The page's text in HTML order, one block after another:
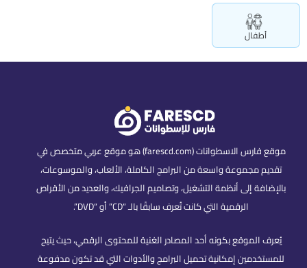
أطفال
موقع فارس الاسطوانات (farescd.com) هو موقع عربي متخصص في
تقديم مجموعة واسعة من البرامج الكاملة، الألعاب، والموسوعات،
بالإضافة إلى أنظمة التشغيل، وتصاميم الجرافيك، والعديد من الأقراص
الرقمية التي كانت تُعرف سابقًا بالـ “CD” أو “DVD”.
يُعرف الموقع بكونه أحد المصادر الغنية للمحتوى الرقمي، حيث يتيح
للمستخدمين إمكانية تحميل البرامج والأدوات التي قد تكون مدفوعة